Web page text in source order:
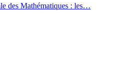
des Mathématiques : les…